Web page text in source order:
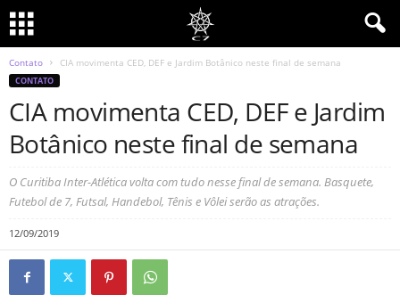
Contato CIA movimenta CED, DEF e Jardim Botânico neste final de semana
CONTATO
CIA movimenta CED, DEF e Jardim
Botânico neste final de semana
O Curitiba Inter-Atlética volta com tudo nesse final de semana. Basquete,
Futebol de 7, Futsal, Handebol, Tênis e Vôlei serão as atrações.
12/09/2019